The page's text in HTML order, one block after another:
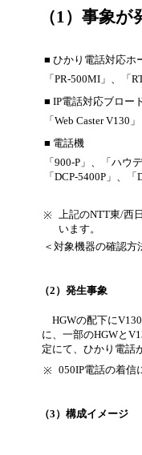
（1）事象
■ ひかり電話対応ホ
「PR-500MI」、「
■ IP電話対応ブロー
「Web Caster V130」
■ 電話機
「900-P」、「ハウ
「DCP-5400P」、
※ 上記のNTT東/西
います。
＜対象機器の確認
（2）発生事象
HGWの配下に
に、一部のHGWと
定にて、ひかり電話
※ 050IP電話の着信
（3）構成イメージ